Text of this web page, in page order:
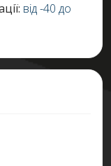
від -40 до